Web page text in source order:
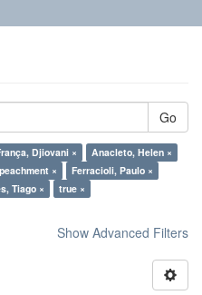
Go
Djiovani ×
Anacleto, Helen ×
×
Ferracioli, Paulo ×
Tiago ×
true ×
Show Advanced Filters